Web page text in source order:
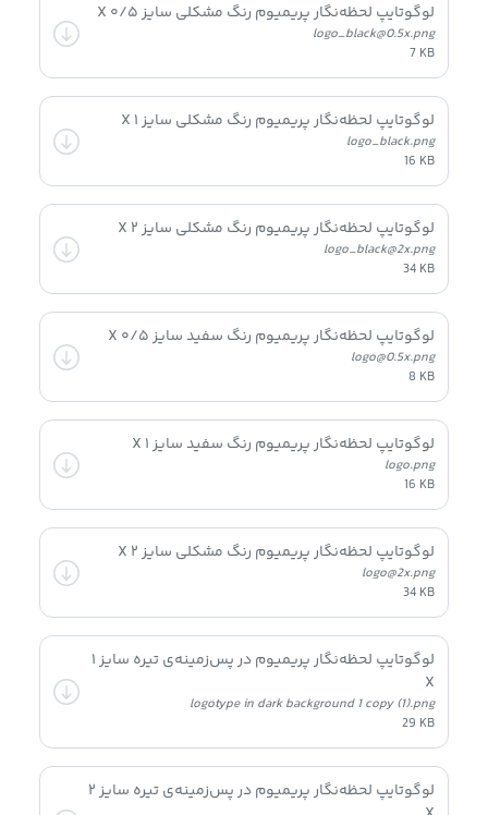
لوگوتایپ لحظه‌نگار پریمیوم رنگ مشکلی سایز ۰/۵ X
logo_black@0.5x.png
7 KB
لوگوتایپ لحظه‌نگار پریمیوم رنگ مشکلی سایز ۱ X
logo_black.png
16 KB
لوگوتایپ لحظه‌نگار پریمیوم رنگ مشکلی سایز ۲ X
logo_black@2x.png
34 KB
لوگوتایپ لحظه‌نگار پریمیوم رنگ سفید سایز ۰/۵ X
logo@0.5x.png
8 KB
لوگوتایپ لحظه‌نگار پریمیوم رنگ سفید سایز ۱ X
logo.png
16 KB
لوگوتایپ لحظه‌نگار پریمیوم رنگ مشکلی سایز ۲ X
logo@2x.png
34 KB
لوگوتایپ لحظه‌نگار پریمیوم در پس‌زمینه‌ی تیره سایز ۱
X
logotype in dark background 1 copy (1).png
29 KB
لوگوتایپ لحظه‌نگار پریمیوم در پس‌زمینه‌ی تیره سایز ۲